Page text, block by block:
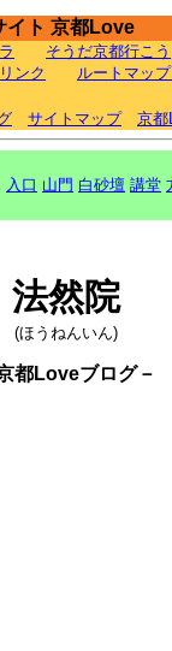
イト 京都Love
そうだ京都行こう
リンク
ルートマッ
サイトマップ 京都
入口 山門 白砂壇 講堂
法然院
(ほうねんいん)
都Loveブログ－